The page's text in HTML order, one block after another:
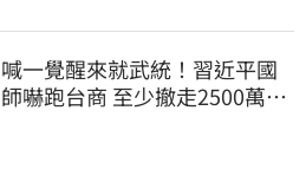
喊一覺醒來就武統！習近平國
師嚇跑台商 至少撤走2500萬份